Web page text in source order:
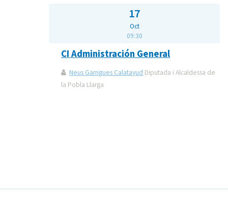
17
Oct
09:30
CI Administración General
Neus Garrigues Calatayud Diputada i Alcaldessa de
la Pobla Llarga